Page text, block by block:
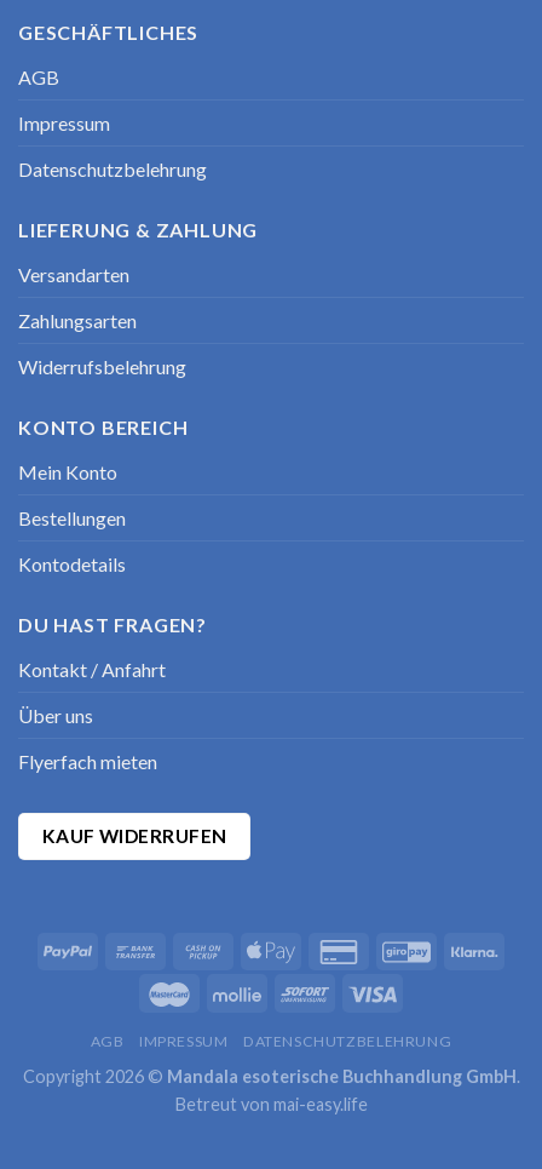
GESCHÄFTLICHES
AGB
Impressum
Datenschutzbelehrung
LIEFERUNG & ZAHLUNG
Versandarten
Zahlungsarten
Widerrufsbelehrung
KONTO BEREICH
Mein Konto
Bestellungen
Kontodetails
DU HAST FRAGEN?
Kontakt / Anfahrt
Über uns
Flyerfach mieten
KAUF WIDERRUFEN
AGB IMPRESSUM DATENSCHUTZBELEHRUNG
Copyright 2026 © Mandala esoterische Buchhandlung GmbH.
Betreut von mai-easy.life